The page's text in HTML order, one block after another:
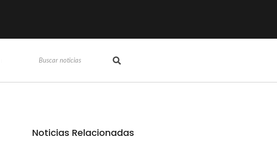
Noticias Relacionadas